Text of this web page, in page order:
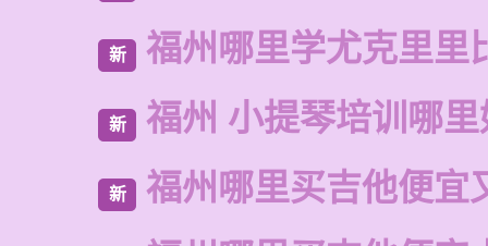
新 福州哪里学尤克里里
新 福州 小提琴培训哪里
新 福州哪里买吉他便宜